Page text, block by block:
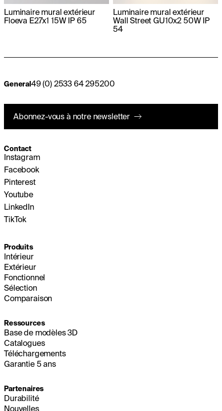
Luminaire mural extérieur
Floeva E27x1 15W IP 65
Luminaire mural extérieur
Wall Street GU10x2 50W IP
54
General49 (0) 2533 64 295200
Abonnez-vous à notre newsletter
Contact
Instagram
Facebook
Pinterest
Youtube
LinkedIn
TikTok
Produits
Intérieur
Extérieur
Fonctionnel
Sélection
Comparaison
Ressources
Base de modèles 3D
Catalogues
Téléchargements
Garantie 5 ans
Partenaires
Durabilité
Nouvelles